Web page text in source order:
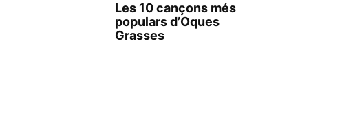
Les 10 cançons més
populars d’Oques
Grasses